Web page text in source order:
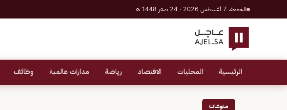
الجمعة، 7 أغسطس 2026 · 24 صفر 1448 هـ
الرئيسية المحليات الاقتصاد رياضة مدارات عالمية وظائف
منوعات